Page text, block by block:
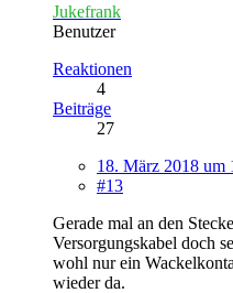
Jukefrank
Benutzer
Reaktionen
4
Beiträge
27
18. März 2018 um
#13
Gerade mal an den
Versorgungskabel doch
wohl nur ein
wieder da.